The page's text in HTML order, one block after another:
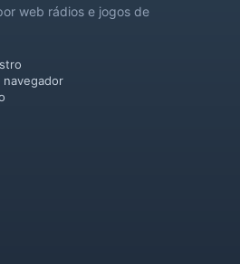
web rádios e jogos de